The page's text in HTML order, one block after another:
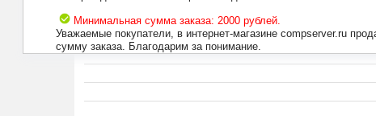
Минимальная сумма заказа: 2000 рублей.
Уважаемые покупатели, в интернет-магазине compserver.ru
сумму заказа. Благодарим за понимание.